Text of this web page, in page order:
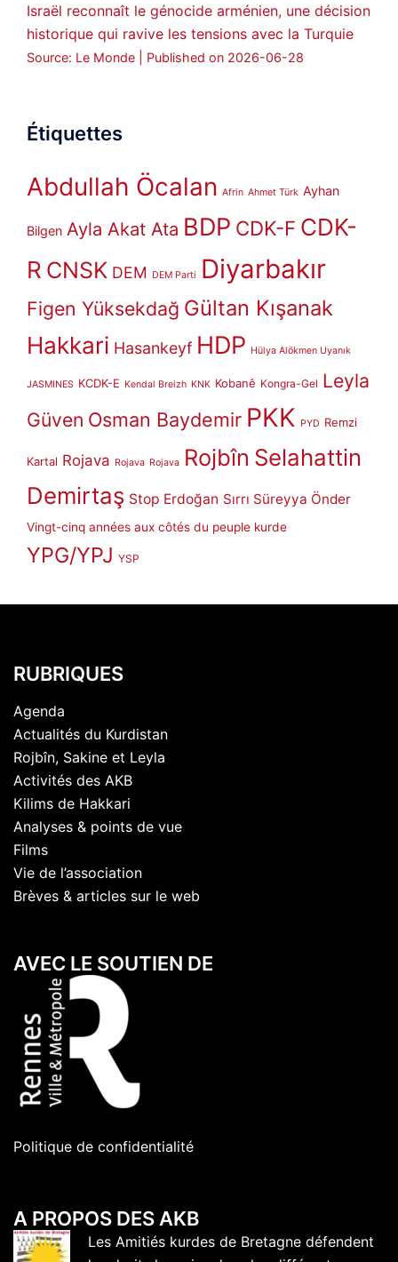
Israël reconnaît le génocide arménien, une décision
historique qui ravive les tensions avec la Turquie
Source: Le Monde Published on 2026-06-28
Étiquettes
Abdullah Öcalan Afrin Ahmet Türk Ayhan
Bilgen Ayla Akat Ata BDP CDK-F CDK-
R CNSK DEM DEM Parti Diyarbakır
Figen Yüksekdağ Gültan Kışanak
Hakkari Hasankeyf HDP Hülya Alökmen Uyanık
JASMINES KCDK-E Kendal Breizh KNK Kobanê Kongra-Gel Leyla
Güven Osman Baydemir PKK PYD Remzi
Kartal Rojava Rojava Rojava Rojbîn Selahattin
Demirtaş Stop Erdoğan Sırrı Süreyya Önder
Vingt-cinq années aux côtés du peuple kurde
YPG/YPJ YSP
RUBRIQUES
Agenda
Actualités du Kurdistan
Rojbîn, Sakine et Leyla
Activités des AKB
Kilims de Hakkari
Analyses & points de vue
Films
Vie de l’association
Brèves & articles sur le web
AVEC LE SOUTIEN DE
Politique de confidentialité
A PROPOS DES AKB
Les Amitiés kurdes de Bretagne défendent